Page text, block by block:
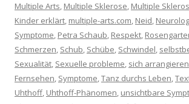
Multiple Arts, Multiple Sklerose, Multiple
Kinder erklärt, multiple-arts.com, Neid,
Symptome, Petra Schaub, Respekt,
Schmerzen, Schub, Schübe, Schwindel,
Sexualität, Sexuelle probleme, sich arrangieren
Fernsehen, Symptome,Tanz durchs Leben,
Uhthoff, Uhthoff-Phänomen, unsichtbare